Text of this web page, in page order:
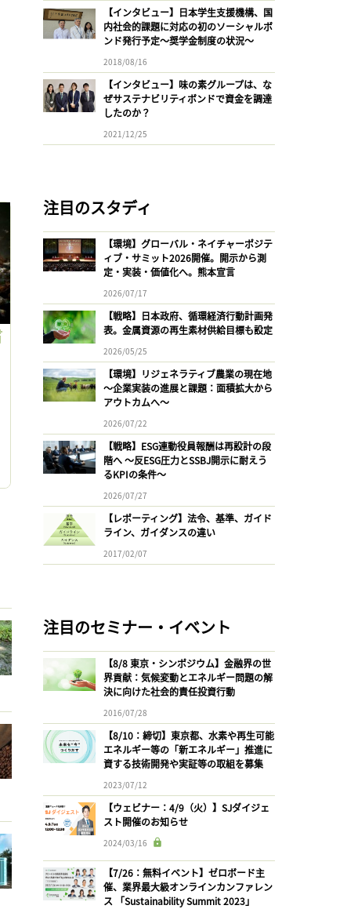
【インタビュー】日本学生支援機構、国
内社会的課題に対応の初のソーシャルボ
ンド発行予定〜奨学金制度の状況〜
2018/08/16
【インタビュー】味の素グループは、な
ぜサステナビリティボンドで資金を調達
したのか？
2021/12/25
注目のスタディ
【環境】グローバル・ネイチャーポジテ
ィブ・サミット2026開催。開示から測
定・実装・価値化へ。熊本宣言
2026/07/17
【戦略】日本政府、循環経済行動計画発
表。金属資源の再生素材供給目標も設定
2026/05/25
【環境】リジェネラティブ農業の現在地
〜企業実装の進展と課題：面積拡大から
アウトカムへ〜
2026/07/22
【戦略】ESG連動役員報酬は再設計の段
階へ 〜反ESG圧力とSSBJ開示に耐えう
るKPIの条件〜
2026/07/27
【レポーティング】法令、基準、ガイド
ライン、ガイダンスの違い
2017/02/07
注目のセミナー・イベント
【8/8 東京・シンポジウム】金融界の世
界貢献：気候変動とエネルギー問題の解
決に向けた社会的責任投資行動
2016/07/28
【8/10：締切】東京都、水素や再生可能
エネルギー等の「新エネルギー」推進に
資する技術開発や実証等の取組を募集
2023/07/12
【ウェビナー：4/9（火）】SJダイジェ
スト開催のお知らせ
2024/03/16
【7/26：無料イベント】ゼロボード主
催、業界最大級オンラインカンファレン
ス 「Sustainability Summit 2023」